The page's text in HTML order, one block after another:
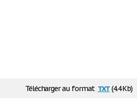
Télécharger au format txt(4.4 Kb)